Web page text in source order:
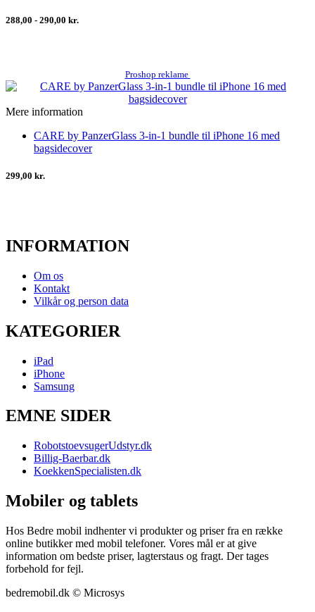
288,00 - 290,00 kr.
Proshop reklame
Mere information
CARE by PanzerGlass 3-in-1 bundle til iPhone 16 med
bagsidecover
299,00 kr.
INFORMATION
Om os
Kontakt
Vilkår og person data
KATEGORIER
iPad
iPhone
Samsung
EMNE SIDER
RobotstoevsugerUdstyr.dk
Billig-Baerbar.dk
KoekkenSpecialisten.dk
Mobiler og tablets
Hos Bedre mobil indhenter vi produkter og priser fra en række
online butikker med mobil telefoner. Vores mål er at give
information om bedste priser, lagterstaus og fragt. Der tages
forbehold for fejl.
bedremobil.dk © Microsys